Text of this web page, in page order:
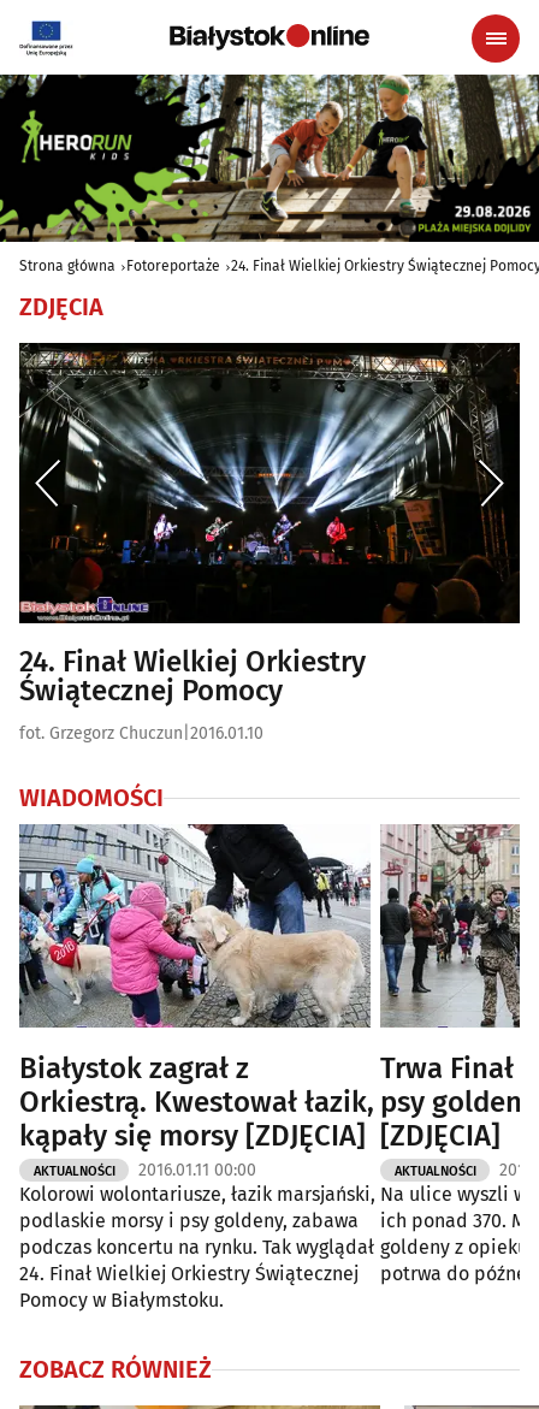
Strona główna Fotoreportaże 24. Finał Wielkiej Orkiestry Świątecznej
ZDJĘCIA
24. Finał Wielkiej Orkiestry
Świątecznej Pomocy
fot. Grzegorz Chuczun 2016.01.10
WIADOMOŚCI
Białystok zagrał z
Orkiestrą. Kwestował łazik,
kąpały się morsy [ZDJĘCIA]
AKTUALNOŚCI 2016.01.11 00:00
Kolorowi wolontariusze, łazik marsjański,
podlaskie morsy i psy goldeny, zabawa
podczas koncertu na rynku. Tak wyglądał
24. Finał Wielkiej Orkiestry Świątecznej
Pomocy w Białymstoku.
Trwa Finał
psy
[ZDJĘCIA]
AKTUALNOŚCI
Na ulice wyszli
ich ponad 370.
goldeny z
potrwa do
ZOBACZ RÓWNIEŻ